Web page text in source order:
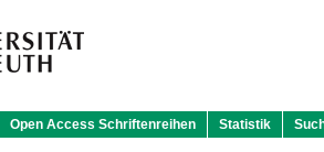
Open Access Schriftenreihen Statistik